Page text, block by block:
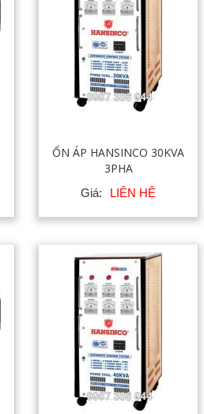
ỔN ÁP HANSINCO 30KVA
3PHA
Giá: LIÊN HỆ